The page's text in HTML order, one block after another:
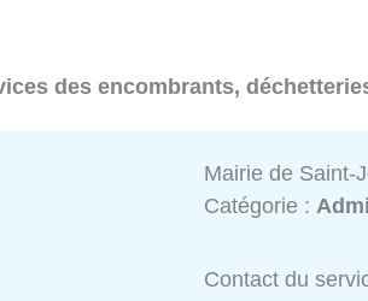
des encombrants,
Mairie de Saint-
Catégorie :
Contact du